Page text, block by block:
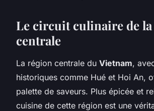
Le circuit culinaire de la
centrale
La région centrale du Vietnam,
historiques comme Hué et Hoi An,
palette de saveurs. Plus épicée et
cuisine de cette région est une